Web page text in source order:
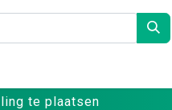
te plaatsen